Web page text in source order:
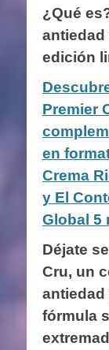
¿Qué
antiedad
edición
Premier
en
Crema
y El
Global 5
Déjate
Cru, un
antiedad
fórmula